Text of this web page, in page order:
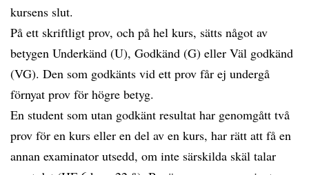
kursens slut.
På ett skriftligt prov, och på hel kurs, sätts något av
betygen Underkänd (U), Godkänd (G) eller Väl godkänd
(VG). Den som godkänts vid ett prov får ej undergå
förnyat prov för högre betyg.
En student som utan godkänt resultat har genomgått två
prov för en kurs eller en del av en kurs, har rätt att få en
annan examinator utsedd, om inte särskilda skäl talar